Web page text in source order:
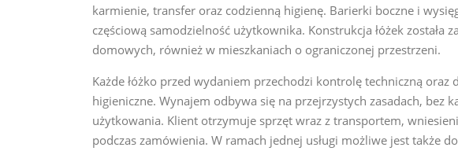
karmienie, transfer oraz codzienną higienę. Barierki boczne i
częściową samodzielność użytkownika. Konstrukcja łóżek została
domowych, również w mieszkaniach o ograniczonej przestrzeni.
Każde łóżko przed wydaniem przechodzi kontrolę techniczną
higieniczne. Wynajem odbywa się na przejrzystych zasadach, bez
użytkowania. Klient otrzymuje sprzęt wraz z transportem,
podczas zamówienia. W ramach jednej usługi możliwe jest także